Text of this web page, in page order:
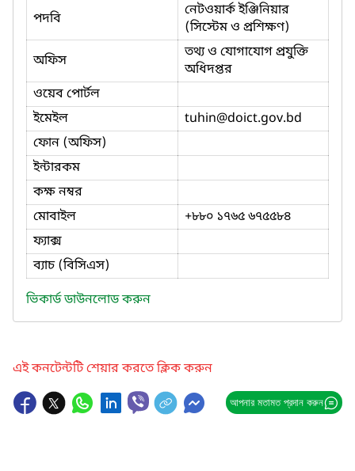
পদবি
নেটওয়ার্ক ইঞ্জিনিয়ার
(সিস্টেম ও প্রশিক্ষণ)
অফিস
তথ্য ও যোগাযোগ প্রযুক্তি
অধিদপ্তর
ওয়েব পোর্টল
ইমেইল
tuhin@doict.gov.bd
ফোন (অফিস)
ইন্টারকম
কক্ষ নম্বর
মোবাইল
+৮৮০ ১৭৬৫ ৬৭৫৫৮৪
ফ্যাক্স
ব্যাচ (বিসিএস)
ভিকার্ড ডাউনলোড করুন
এই কনটেন্টটি শেয়ার করতে ক্লিক করুন
আপনার মতামত প্রদান করুন